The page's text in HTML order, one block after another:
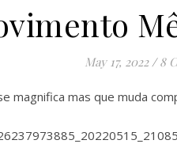
May 17, 2022 / 8
magnifica mas que muda